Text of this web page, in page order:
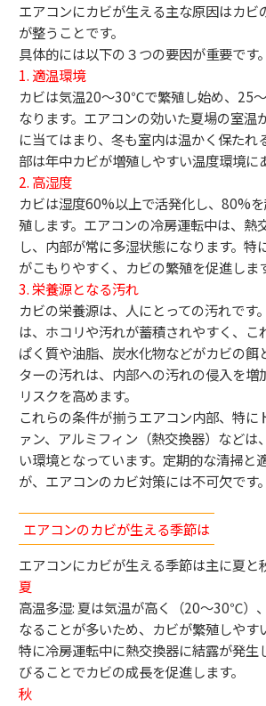
エアコンにカビが生える主な原因はカビ
が整うことです。
具体的には以下の３つの要因が重要です。
1. 適温環境
カビは気温20〜30℃で繁殖し始め、25
なります。エアコンの効いた夏場の室温
に当てはまり、冬も室内は温かく保たれ
部は年中カビが増殖しやすい温度環境に
2. 高湿度
カビは湿度60%以上で活発化し、80%
殖します。エアコンの冷房運転中は、熱
し、内部が常に多湿状態になります。特
がこもりやすく、カビの繁殖を促進しま
3. 栄養源となる汚れ
カビの栄養源は、人にとっての汚れです
は、ホコリや汚れが蓄積されやすく、こ
ぱく質や油脂、炭水化物などがカビの餌
ターの汚れは、内部への汚れの侵入を増
リスクを高めます。
これらの条件が揃うエアコン内部、特に
ァン、アルミフィン（熱交換器）などは
い環境となっています。定期的な清掃と
が、エアコンのカビ対策には不可欠です。
エアコンのカビが生える季節は
エアコンにカビが生える季節は主に夏と
夏
高温多湿: 夏は気温が高く（20〜30℃）
なることが多いため、カビが繁殖しやす
特に冷房運転中に熱交換器に結露が発生
びることでカビの成長を促進します。
秋